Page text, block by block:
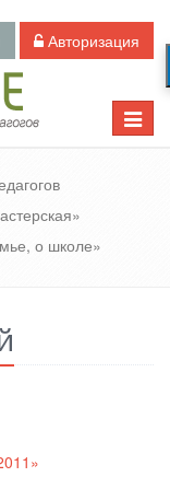
Авторизация
Toggle
о школе»